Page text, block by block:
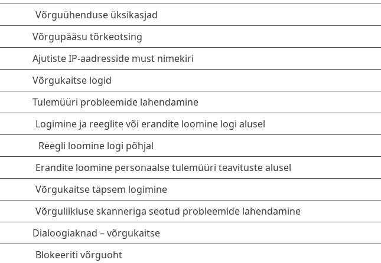
Võrguühenduse üksikasjad
Võrgupääsu tõrkeotsing
Ajutiste IP-aadresside must nimekiri
Võrgukaitse logid
Tulemüüri probleemide lahendamine
Logimine ja reeglite või erandite loomine logi alusel
Reegli loomine logi põhjal
Erandite loomine personaalse tulemüüri teavituste alusel
Võrgukaitse täpsem logimine
Võrguliikluse skanneriga seotud probleemide lahendamine
Dialoogiaknad – võrgukaitse
Blokeeriti võrguoht